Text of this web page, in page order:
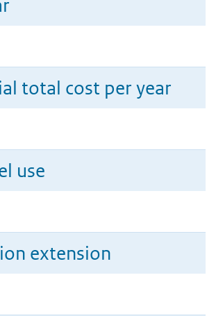
total cost per year
use
extension